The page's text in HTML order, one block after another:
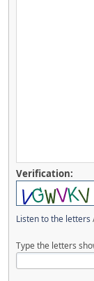
Verification:
Listen to the letters
Type the letters